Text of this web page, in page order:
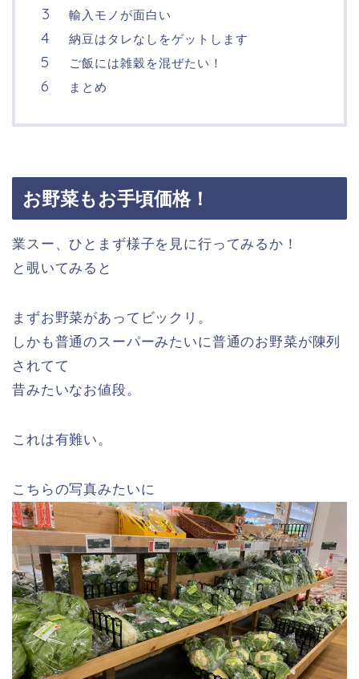
輸入モノが面白い
納豆はタレなしをゲットします
ご飯には雑穀を混ぜたい！
まとめ
お野菜もお手頃価格！
業スー、ひとまず様子を見に行ってみるか！
と覗いてみると
まずお野菜があってビックリ。
しかも普通のスーパーみたいに普通のお野菜が陳列
されてて
昔みたいなお値段。
これは有難い。
こちらの写真みたいに